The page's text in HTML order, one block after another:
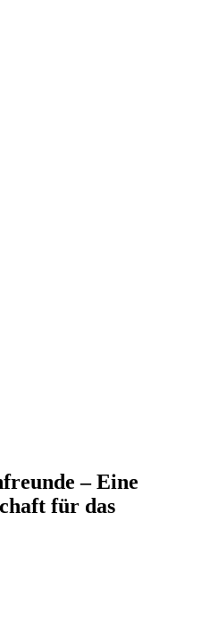
– Eine
für das